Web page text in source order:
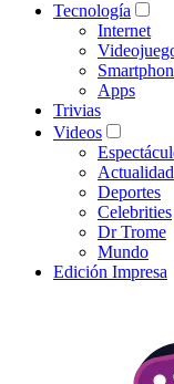
Tecnología
Internet
Apps
Trivias
Videos
Actualidad
Deportes
Celebrities
Dr Trome
Mundo
Edición Impresa